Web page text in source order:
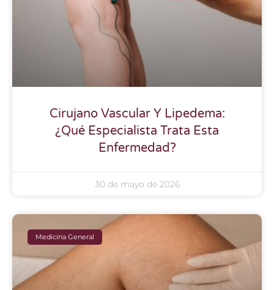
Cirujano Vascular Y Lipedema:
¿Qué Especialista Trata Esta
Enfermedad?
30 de mayo de 2026
Medicina General